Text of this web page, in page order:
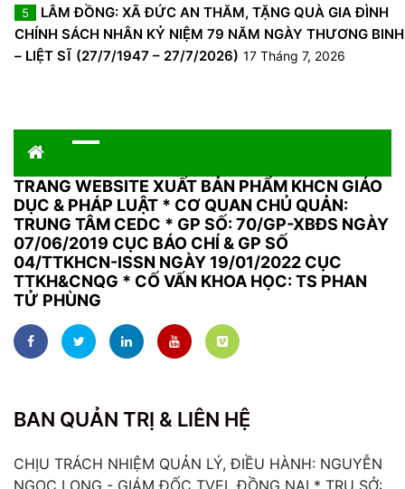
5
LÂM ĐỒNG: XÃ ĐỨC AN THĂM, TẶNG QUÀ GIA ĐÌNH
CHÍNH SÁCH NHÂN KỶ NIỆM 79 NĂM NGÀY THƯƠNG BINH
– LIỆT SĨ (27/7/1947 – 27/7/2026) 17 Tháng 7, 2026
TRANG WEBSITE XUẤT BẢN PHẨM KHCN GIÁO
DỤC & PHÁP LUẬT * CƠ QUAN CHỦ QUẢN:
TRUNG TÂM CEDC * GP SỐ: 70/GP-XBĐS NGÀY
07/06/2019 CỤC BÁO CHÍ & GP SỐ
04/TTKHCN-ISSN NGÀY 19/01/2022 CỤC
TTKH&CNQG * CỐ VẤN KHOA HỌC: TS PHAN
TỬ PHÙNG
BAN QUẢN TRỊ & LIÊN HỆ
CHỊU TRÁCH NHIỆM QUẢN LÝ, ĐIỀU HÀNH: NGUYỄN
NGỌC LONG - GIÁM ĐỐC TVEL ĐỒNG NAI * TRỤ SỞ: